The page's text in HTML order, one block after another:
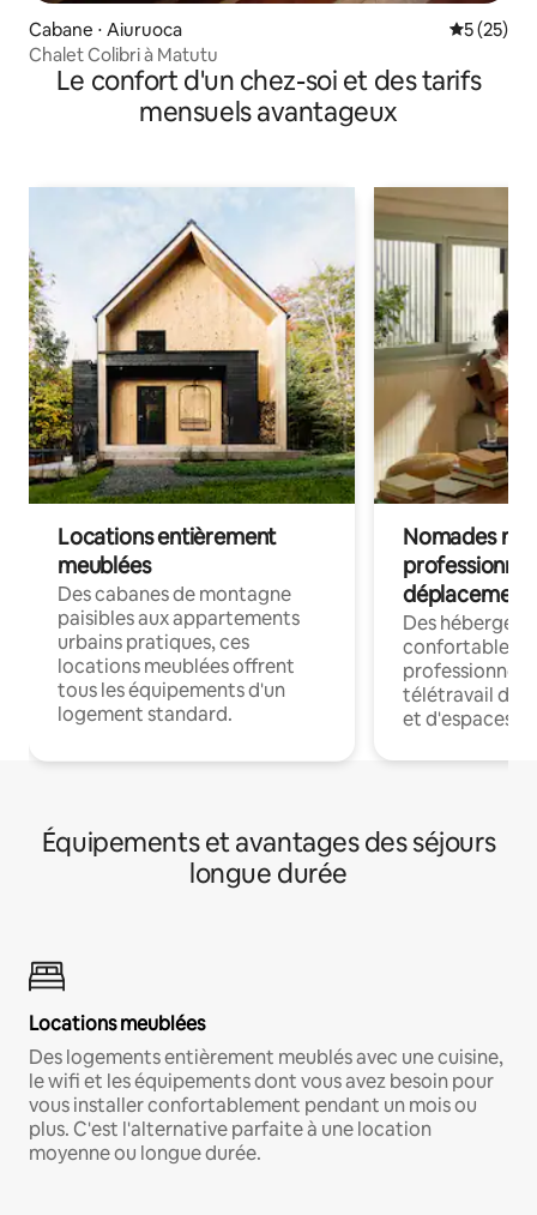
Cabane ⋅ Aiuruoca
5 (25)
Chalet Colibri à Matutu
Le confort d'un chez-soi et des tarifs
mensuels avantageux
Locations entièrement
meublées
Des cabanes de montagne
paisibles aux appartements
urbains pratiques, ces
locations meublées offrent
tous les équipements d'un
logement standard.
Nomades
déplacement
Des
confortables
professionnels
télétravail
et d'espaces
Équipements et avantages des séjours
longue durée
Locations meublées
Des logements entièrement meublés avec une cuisine,
le wifi et les équipements dont vous avez besoin pour
vous installer confortablement pendant un mois ou
plus. C'est l'alternative parfaite à une location
moyenne ou longue durée.